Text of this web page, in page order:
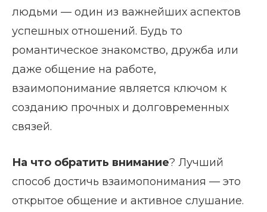
людьми — один из важнейших аспектов
успешных отношений. Будь то
романтическое знакомство, дружба или
даже общение на работе,
взаимопонимание является ключом к
созданию прочных и долговременных
связей.
На что обратить внимание? Лучший
способ достичь взаимопонимания — это
открытое общение и активное слушание.